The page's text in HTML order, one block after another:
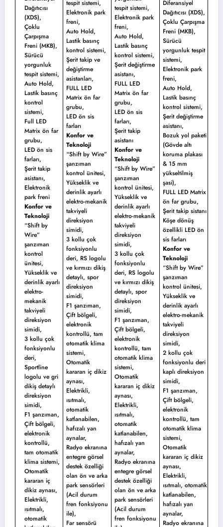
Dağıtıcısı
(XDS),
Çoklu
Çarpışma
Freni (MKB),
Sürücü
yorgunluk
tespit sistemi,
Auto Hold,
Lastik basınç
kontrol
sistemi,
Full LED
Matrix ön far
grubu,
LED ön sis
farları,
Şerit takip
asistanı,
Elektronik
park freni
Konfor ve
Teknoloji
“Shift by
Wire”
şanzıman
kontrol
ünitesi,
Yükseklik ve
derinlik ayarlı
elektro-
mekanik
takviyeli
direksiyon
simidi,
3 kollu çok
fonksiyonlu
deri,
Sportline
logolu ve gri
dikiş detaylı
direksiyon
simidi,
F1 şanzıman,
Çift bölgeli,
elektronik
kontrollü,
tam otomatik
klima sistemi,
Otomatik
kararan iç
dikiz aynası,
Elektrikli,
ısıtmalı,
otomatik
tespit sistemi,
Elektronik park
freni,
Auto Hold,
Lastik basınç
kontrol sistemi,
Şerit takip ve
değiştirme
asistanları,
FULL LED
Matrix ön far
grubu,
LED ön sis
farları
Konfor ve
Teknoloji
“Shift by Wire”
şanzıman
kontrol ünitesi,
Yükseklik ve
derinlik ayarlı
elektro-mekanik
takviyeli
direksiyon
simidi,
3 kollu çok
fonksiyonlu
deri, RS logolu
ve kırmızı dikiş
detaylı, spor
direksiyon
simidi,
F1 şanzıman,
Çift bölgeli,
elektronik
kontrollü, tam
otomatik klima
sistemi,
Otomatik
kararan iç dikiz
aynası,
Elektrikli,
ısıtmalı,
otomatik
katlanabilen,
hafızalı yan
aynalar,
Radyo ekranına
entegre görsel
destek özelliği
olan ön ve arka
park sensörleri
(Acil durum
fren fonksiyonu
ile),
Far sensörü
tespit sistemi,
Elektronik park
freni,
Auto Hold,
Lastik basınç
kontrol sistemi,
Şerit değiştirme
asistanı,
FULL LED
Matrix ön far
grubu,
LED ön sis
farları,
Şerit takip
asistanı
Konfor ve
Teknoloji
“Shift by Wire”
şanzıman
kontrol ünitesi,
Yükseklik ve
derinlik ayarlı
elektro-mekanik
takviyeli
direksiyon
simidi,
3 kollu çok
fonksiyonlu
deri, RS logolu
ve kırmızı dikiş
detaylı, spor
direksiyon
simidi,
F1 şanzıman,
Çift bölgeli,
elektronik
kontrollü, tam
otomatik klima
sistemi,
Otomatik
kararan iç dikiz
aynası,
Elektrikli,
ısıtmalı,
otomatik
katlanabilen,
hafızalı yan
aynalar,
Radyo ekranına
entegre görsel
destek özelliği
olan ön ve arka
park sensörleri
(Acil durum
fren fonksiyonu
Diferansiyel
Dağıtıcısı (XDS),
Çoklu Çarpışma
Freni (MKB),
Sürücü
yorgunluk tespit
sistemi,
Elektronik park
freni,
Auto Hold,
Lastik basınç
kontrol sistemi,
Şerit değiştirme
asistanı,
Bozuk yol paketi
(Gövde altı
koruma plakası
& 15 mm
yükseltilmiş
şasi),
FULL LED Matrix
ön far grubu,
Şerit takip sistanı
Köşe dönüş
özellikli LED ön
sis farları
Konfor ve
Teknoloji
“Shift by Wire”
şanzıman
kontrol ünitesi,
Yükseklik ve
derinlik ayarlı
elektro-mekanik
takviyeli
direksiyon
simidi,
2 kollu çok
fonksiyonlu deri
kaplı direksiyon
simidi,
F1 şanzıman,
Çift bölgeli,
elektronik
kontrollü, tam
otomatik klima
sistemi,
Otomatik
kararan iç dikiz
aynası,
Elektrikli,
ısıtmalı, otomatik
katlanabilen,
hafızalı yan
aynalar,
Radyo ekranına